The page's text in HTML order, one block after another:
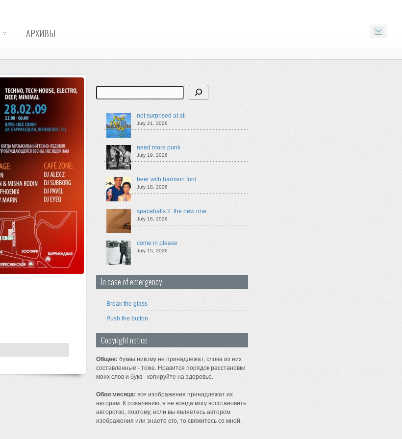
АРХИВЫ
Search
not surprised at all
July 21, 2026
need more punk
July 19, 2026
beer with harrison ford
July 18, 2026
spaceballs 2: the new one
July 16, 2026
come in please
July 15, 2026
In case of emergency
Break the glass
Push the button
Copyright notice
Общее: буквы никому не принадлежат, слова из них
составленные - тоже. Нравится порядок расстановки
моих слов и букв - копируйте на здоровье.
Обои месяца: все изображения принадлежат их
авторам. К сожалению, я не всегда могу восстановить
авторство, поэтому, если вы являетесь автором
изображения или знаете его, то свяжитесь со мной.